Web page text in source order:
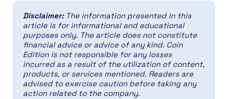
Disclaimer: The information presented in this
article is for informational and educational
purposes only. The article does not constitute
financial advice or advice of any kind. Coin
Edition is not responsible for any losses
incurred as a result of the utilization of content,
products, or services mentioned. Readers are
advised to exercise caution before taking any
action related to the company.